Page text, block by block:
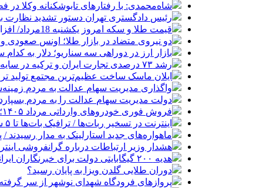
شاه‌محمدی: با رفتارهای تابوشکنانه وکلا
رئیس دادگستری تهران دستور تشدید نظارت
قیمت طلا و سکه امروز یکشنبه 18مرداد/ افزایش قیمت ها + جدول و جزئیات
دو نیروی متضاد در بازار طلا؛ اونس صعودی و
بازار ارز در دوراهی سه سناریو؛ دلار به
رشد ۷۳ درصدی تجارت ایران و ترکیه در سایه محاصره دریایی
ایلان ماسک ساخت عظیم‌ترین مجتمع تولید
واگذاری مدیریت سهام عدالت به مردم
دولت مدیریت سهام عدالت را به مردم
فروش فوری خودروهای وارداتی مرداد ۱۴۰۵؛ بدون قرعه‌کشی و حساب وکالتی
اینترنت در تسخیر ربات‌ها / ترافیک بات‌ها تا ۵ سال آینده هزار برابر انسان‌ها خواهد شد
ماهواره‌های جدید استارلینک به مدار رسیدند / پرتاب ۲۴ ماهواره
هشدار وزیر ارتباطات درباره گرانفروشی
هدیه ۲۰۰ گیگابایتی دولت برای خبرنگاران ایرانسلی
دوران طلایی گلدن ویزا به پایان رسید؟
پروازهای فرودگاه شهدای نوشهر از سر